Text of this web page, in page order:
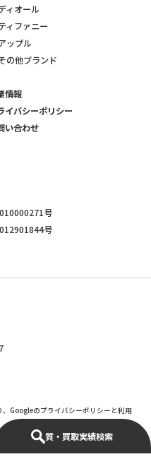
質・買取実績検索
ィオール
ィファニー
ップル
の他ブランド
情報
イバシーポリシー
い合わせ
号
号
Googleのプライバシーポリシーと利用